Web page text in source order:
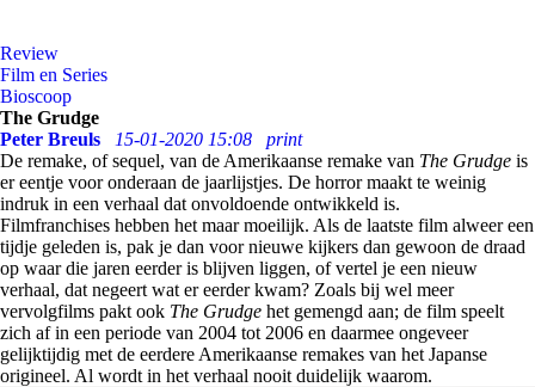
Review
Film en Series
Bioscoop
The Grudge
Peter Breuls
15-01-2020 15:08
print
De remake, of sequel, van de Amerikaanse remake van The Grudge is
er eentje voor onderaan de jaarlijstjes. De horror maakt te weinig
indruk in een verhaal dat onvoldoende ontwikkeld is.
Filmfranchises hebben het maar moeilijk. Als de laatste film alweer een
tijdje geleden is, pak je dan voor nieuwe kijkers dan gewoon de draad
op waar die jaren eerder is blijven liggen, of vertel je een nieuw
verhaal, dat negeert wat er eerder kwam? Zoals bij wel meer
vervolgfilms pakt ook The Grudge het gemengd aan; de film speelt
zich af in een periode van 2004 tot 2006 en daarmee ongeveer
gelijktijdig met de eerdere Amerikaanse remakes van het Japanse
origineel. Al wordt in het verhaal nooit duidelijk waarom.